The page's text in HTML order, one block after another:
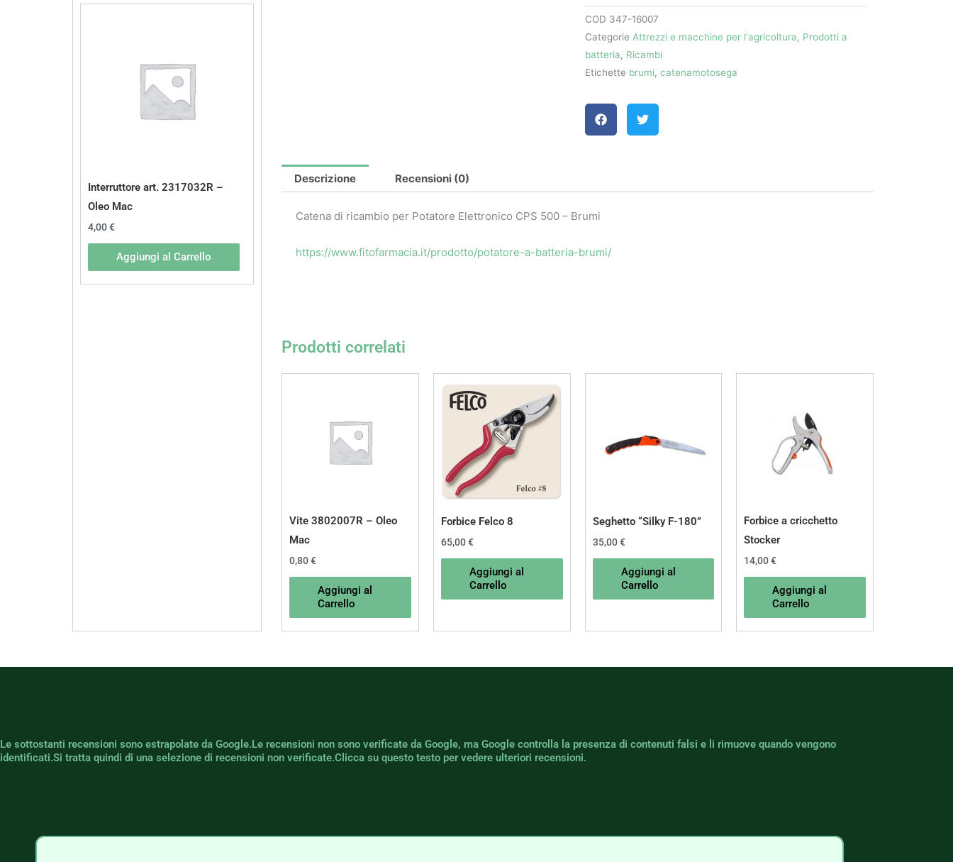
Interruttore art. 2317032R –
Oleo Mac
4,00€
Aggiungi al Carrello
Brumi
quantità
COD 347-16007
Categorie Attrezzi e macchine per l'agricoltura, Prodotti a
batteria, Ricambi
Etichette brumi, catenamotosega
Descrizione Recensioni (0)
Catena di ricambio per Potatore Elettronico CPS 500 – Brumi
https://www.fitofarmacia.it/prodotto/potatore-a-batteria-brumi/
Prodotti correlati
Vite 3802007R – Oleo
Mac
0,80€
Aggiungi al
Carrello
Forbice Felco 8
65,00€
Aggiungi al
Carrello
Seghetto “Silky F-180”
35,00€
Aggiungi al
Carrello
Forbice a cricchetto
Stocker
14,00€
Aggiungi al
Carrello
Le sottostanti recensioni sono estrapolate da Google.Le recensioni non sono verificate da Google, ma Google controlla la presenza di contenuti falsi e li rimuove quando vengono
identificati.Si tratta quindi di una selezione di recensioni non verificate.Clicca su questo testo per vedere ulteriori recensioni.